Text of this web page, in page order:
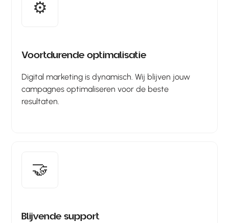
⚙️
Voortdurende optimalisatie
Digital marketing is dynamisch. Wij blijven jouw
campagnes optimaliseren voor de beste
resultaten.
🤝
Blijvende support